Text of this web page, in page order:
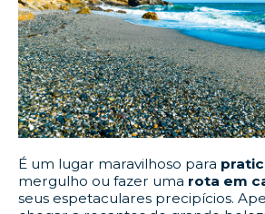
É um lugar maravilhoso para
mergulho ou fazer uma rota em
seus espetaculares precipícios.